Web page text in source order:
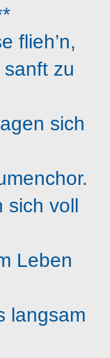
flieh’n,
zu
sich
sich voll
Leben
langsam